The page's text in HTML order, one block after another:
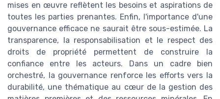
mises en œuvre reflètent les besoins et aspirations de
toutes les parties prenantes. Enfin, l'importance d'une
gouvernance efficace ne saurait être sous-estimée. La
transparence, la responsabilisation et le respect des
droits de propriété permettent de construire la
confiance entre les acteurs. Dans un cadre bien
orchestré, la gouvernance renforce les efforts vers la
durabilité, une thématique au cœur de la gestion des